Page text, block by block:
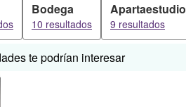
Bodega
10 resultados
Apartaestudio
9 resultados
te podrían interesar